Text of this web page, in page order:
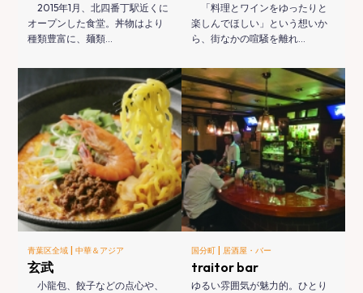
2015年1月、北四番丁駅近くに
オープンした食堂。丼物はより
種類豊富に、麺類…
「料理とワインをゆったりと
楽しんでほしい」という想いか
ら、街なかの喧騒を離れ…
青葉区全域 |中華＆アジア
玄武
小龍包、餃子などの点心や、
国分町 | 居酒屋・バー
traitor bar
ゆるい雰囲気が魅力的。ひとり